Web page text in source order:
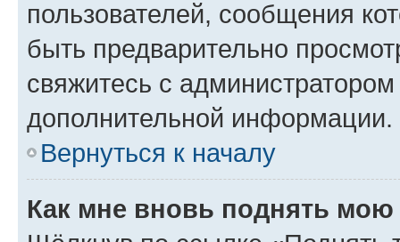
пользователей, сообщения
быть предварительно
свяжитесь с
дополнительной информации.
Вернуться к началу
Как мне вновь поднять мою